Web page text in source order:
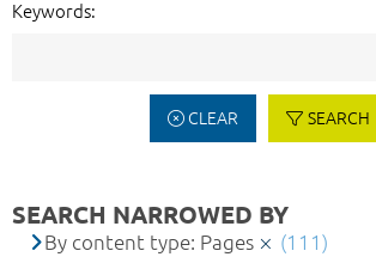
Keywords:
CLEAR SEARCH
SEARCH NARROWED BY
By content type: Pages
(111)